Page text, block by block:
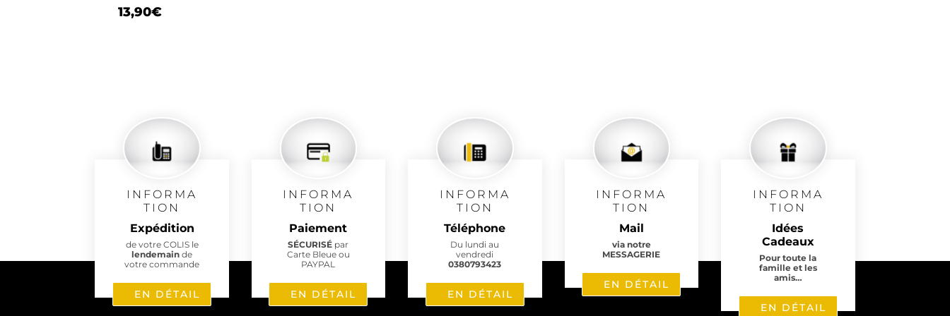
13,90€
INFORMA
TION
Expédition
de votre COLIS le
lendemainde
votre commande
EN DÉTAIL
INFORMA
TION
Paiement
SÉCURISÉ par
Carte Bleue ou
PAYPAL
EN DÉTAIL
INFORMA
TION
Téléphone
Du lundi au
vendredi
0380793423
EN DÉTAIL
INFORMA
TION
Mail
via notre
MESSAGERIE
EN DÉTAIL
INFORMA
TION
Idées
Cadeaux
Pour toute la
famille et les
amis…
EN DÉTAIL